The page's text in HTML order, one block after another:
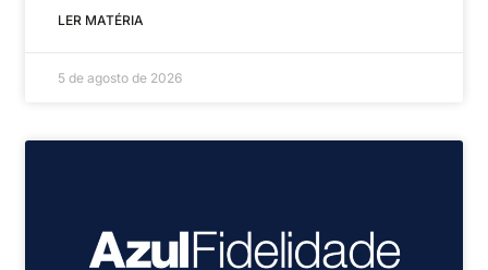
LER MATÉRIA
5 de agosto de 2026